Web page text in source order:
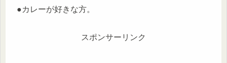
●カレーが好きな方。
スポンサーリンク